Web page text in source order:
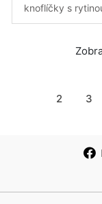
knoflíčky s
in te"
2 3